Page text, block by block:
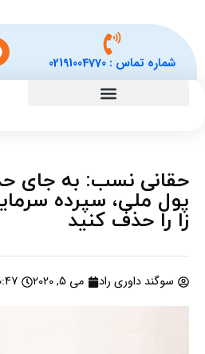
شماره تماس :02191004770
حقانی نسب: به جای
پول ملی، سپرده
زا را حذف کنید
سوگند داوری راد می 5, 2020 10:47